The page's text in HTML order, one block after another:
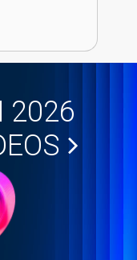
2026